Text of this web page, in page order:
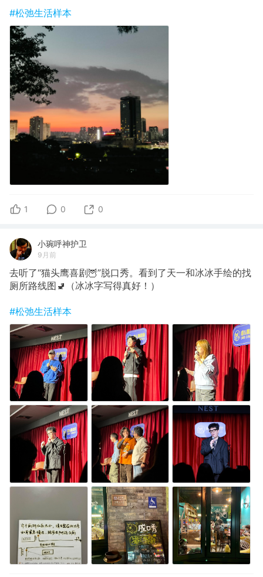
#松弛生活样本
1 0 0
小琬呼神护卫
9月前
去听了“猫头鹰喜剧🦉”脱口秀。看到了天一和冰冰手绘的找
厕所路线图🚽（冰冰字写得真好！）
#松弛生活样本